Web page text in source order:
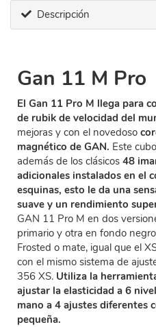
Descripción
Gan 11 M Pro
El Gan 11 Pro M llega para
de rubik de velocidad del
mejoras y con el novedoso
magnético de GAN. Este
además de los clásicos 48
adicionales instalados en el
esquinas, esto le da una
suave y un rendimiento
GAN 11 Pro M en dos
primario y otra en fondo
Frosted o mate, igual que el
con el mismo sistema de
356 XS. Utiliza la
ajustar la elasticidad a 6
mano a 4 ajustes diferentes
pequeña.